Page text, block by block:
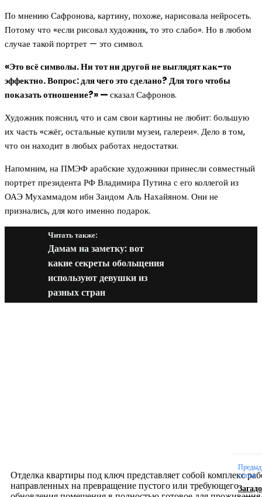
По мнению Сафронова, картину, похоже, нарисовала нейросеть.
Потому что «если рисовал художник, то это слабо». Но в любом
случае такой портрет — это символ.
«Это всё символы. Ни тот ни другой не выглядят как-то
эффектно. Вопрос: для чего это сделано? Для того чтобы
показать отношение?» —сказал Сафронов.
Художник пояснил, что и сам свои картины не любит: большую
их часть «сжёг, остальные купили музеи, галереи». Дело в том,
что он находит в любых работах недостатки.
Напомним, на ПМЭФ арабские художники принесли совместный
портрет президента РФ Владимира Путина с его коллегой из
ОАЭ Мухаммадом ибн Заидом Аль Нахайяном. Они не
признались, для кого именно подарок.
Читать также:
Дамам на заметку: вот
какие секреты обольщения
используют девушки из
разных стран
Отделка квартиры под ключ представляет собой комплекс
направленных на превращение пустого или требующего
статья